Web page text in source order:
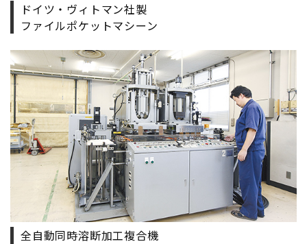
ドイツ・ヴィトマン社製
ファイルポケットマシーン
全自動同時溶断加工複合機